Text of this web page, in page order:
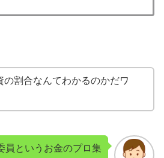
の割合なんてわかるのかだワ
員というお金のプロ集